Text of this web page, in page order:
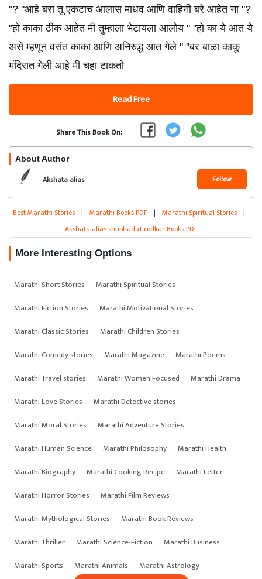
"? "आहे बरा तू एकटाच आलास माधव आणि वाहिनी बरे आहेत ना "?
"हो काका ठीक आहेत मी तुम्हाला भेटायला आलोय " "हो का ये आत ये
असे म्हणून वसंत काका आणि अनिरुद्ध आत गेले " "बर बाळा काकू
मंदिरात गेली आहे मी चहा टाकतो
Read Free
Share This Book On:
About Author
Akshata alias
shubhadaTirodkar
Follow
Best Marathi Stories | Marathi Books PDF | Marathi Spiritual Stories |
Akshata alias shubhadaTirodkar Books PDF
More Interesting Options
Marathi Short Stories
Marathi Spiritual Stories
Marathi Fiction Stories
Marathi Motivational Stories
Marathi Classic Stories
Marathi Children Stories
Marathi Comedy stories
Marathi Magazine
Marathi Poems
Marathi Travel stories
Marathi Women Focused
Marathi Drama
Marathi Love Stories
Marathi Detective stories
Marathi Moral Stories
Marathi Adventure Stories
Marathi Human Science
Marathi Philosophy
Marathi Health
Marathi Biography
Marathi Cooking Recipe
Marathi Letter
Marathi Horror Stories
Marathi Film Reviews
Marathi Mythological Stories
Marathi Book Reviews
Marathi Thriller
Marathi Science-Fiction
Marathi Business
Marathi Sports
Marathi Animals Marathi Astrology